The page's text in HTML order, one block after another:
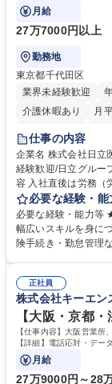
ます。
月給
27万7000円以上
勤務地
東京都千代田区
業界未経験歓迎
介護休暇あり
月
住宅手当あり
育休あり
完全週
仕事の内容
企業名 株式会社日立医薬情報ソ
経験歓迎/日立グループ/
容 入社直後は労務（
任せいたします。将
営を支えるゼネラリストをめざせます
計算、社会保険対応
します。ご経験に応
幅広く経験を積みたい意欲
務・人事】未経験歓
指す
必要な経験・能
必要な経験・能力等
幅広いスキルを身につけたい方に
険手続き・勤怠管理
のご経験 ■労務管理
■衛生管理者の資格をお持ちの方 学歴・資格 学
専修学校 高校 語学
正社員
株式会社キーエン
【大阪・京都
【仕事内容】大阪営業所
【詳細】電話応対・デー
で発生する事務業務や業
月給
27万9000円～28